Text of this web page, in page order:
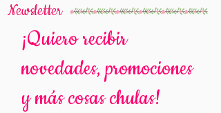
Newsletter
¡Quiero recibir
novedades, promociones
y más cosas chulas!